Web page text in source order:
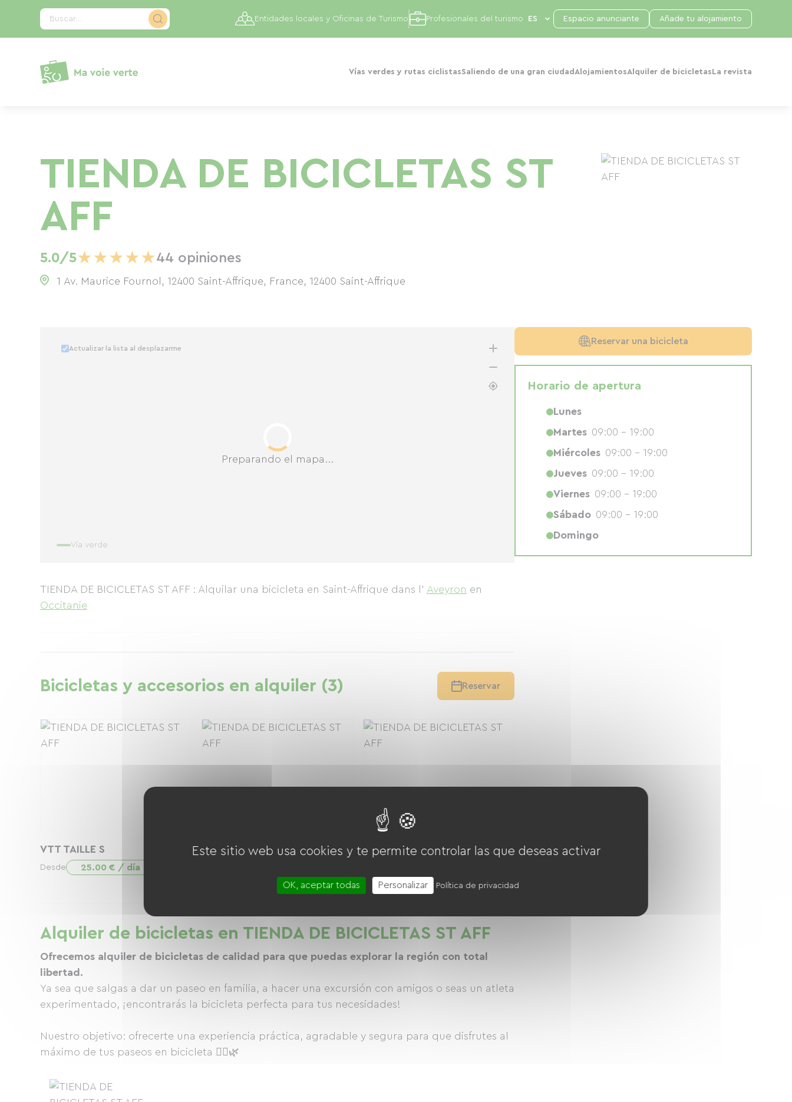
Buscar...
Vías verdes y rutas ciclistasSaliendo de una gran ciudad AlojamientosAlquiler de bicicletas La revista
Entidades locales y Oficinas de Turismo Profesionales del turismo Espacio anunciante Añade tu alojamiento
TIENDA DE BICICLETAS ST
AFF
5.0/5★★★★★44 opiniones
1 Av. Maurice Fournol, 12400 Saint-Affrique, France, 12400 Saint-Affrique
Preparando el mapa...
Actualizar la lista al desplazarme
Vía verde
TIENDA DE BICICLETAS ST AFF : Alquilar una bicicleta en Saint-Affrique dans l' Aveyron en
Occitanie
Bicicletas y accesorios en alquiler (3) Reservar
VTT TAILLE S
Desde 25.00 € / día
VTT TAILLE M VTT TAILLE L
Alquiler de bicicletas en TIENDA DE BICICLETAS ST AFF
Ofrecemos alquiler de bicicletas de calidad para que puedas explorar la región con total
libertad.
Ya sea que salgas a dar un paseo en familia, a hacer una excursión con amigos o seas un atleta
experimentado, ¡encontrarás la bicicleta perfecta para tus necesidades!
Nuestro objetivo: ofrecerte una experiencia práctica, agradable y segura para que disfrutes al
máximo de tus paseos en bicicleta 🚴‍♀️🌿
Reservar una bicicleta
Horario de apertura
Lunes
Martes 09:00 - 19:00
Miércoles 09:00 - 19:00
Jueves 09:00 - 19:00
Viernes 09:00 - 19:00
Sábado 09:00 - 19:00
Domingo
Panel de gestión de cookies
Este sitio web usa cookies y te permite controlar las que deseas activar
OK, aceptar todas Personalizar Política de privacidad